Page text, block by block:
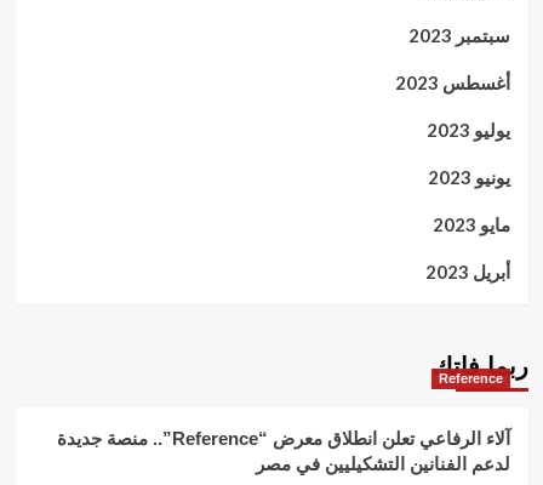
سبتمبر 2023
أغسطس 2023
يوليو 2023
يونيو 2023
مايو 2023
أبريل 2023
ربما فاتك
Reference
آلاء الرفاعي تعلن انطلاق معرض “Reference”.. منصة جديدة
لدعم الفنانين التشكيليين في مصر